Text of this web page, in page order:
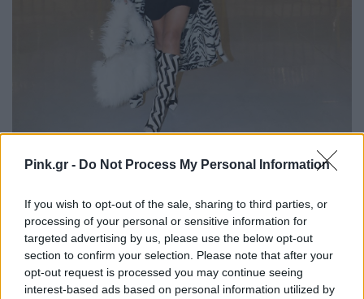
Pink.gr - Do Not Process My Personal Information
If you wish to opt-out of the sale, sharing to third parties, or
processing of your personal or sensitive information for
targeted advertising by us, please use the below opt-out
section to confirm your selection. Please note that after your
opt-out request is processed you may continue seeing
interest-based ads based on personal information utilized by
"Χρειαζόμουν χρόνο για να γιατρευτώ, να
ανακάμψω. Κατά τη διάρκεια της ανάρρωσής μου,
έδωσα στον εαυτό μου αγάπη και φροντίδα για τον
εαυτό μου και αγκάλιασα να είμαι πιο
καμπυλωτός. Αποδέχτηκα αυτό που το σώμα μου".